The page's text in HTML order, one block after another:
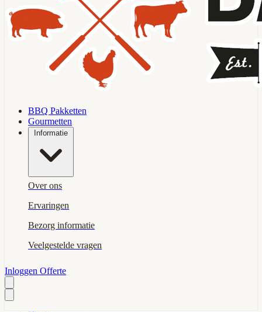
BBQ Pakketten
Gourmetten
Informatie
Over ons
Ervaringen
Bezorg informatie
Veelgestelde vragen
Inloggen Offerte